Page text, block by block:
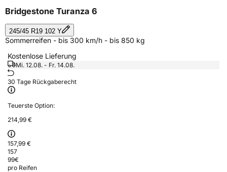
Bridgestone Turanza 6
245/45 R19 102 Y
Sommerreifen - bis 300 km/h - bis 850 kg
Kostenlose Lieferung
Mi. 12.08. - Fr. 14.08.
30 Tage Rückgaberecht
Teuerste Option:
214,99 €
157,99 €
157
99€
pro Reifen